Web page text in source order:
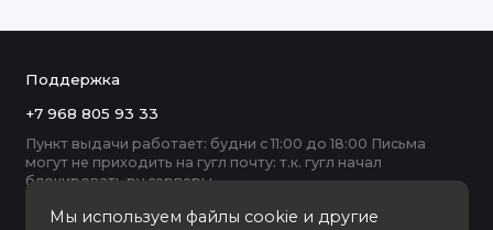
Мы используем файлы cookie и другие
Поддержка
+7 968 805 93 33
Пункт выдачи работает: будни с 11:00 до 18:00 Письма
могут не приходить на гугл почту: т.к. гугл начал
блокировать ру серверы